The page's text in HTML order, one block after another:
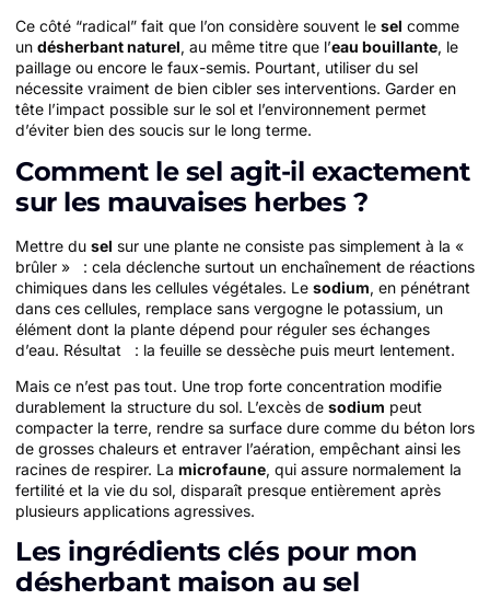
Ce côté “radical” fait que l’on considère souvent le sel comme
un désherbant naturel, au même titre que l’eau bouillante, le
paillage ou encore le faux-semis. Pourtant, utiliser du sel
nécessite vraiment de bien cibler ses interventions. Garder en
tête l’impact possible sur le sol et l’environnement permet
d’éviter bien des soucis sur le long terme.
Comment le sel agit-il exactement
sur les mauvaises herbes ?
Mettre du sel sur une plante ne consiste pas simplement à la «
brûler » : cela déclenche surtout un enchaînement de réactions
chimiques dans les cellules végétales. Le sodium, en pénétrant
dans ces cellules, remplace sans vergogne le potassium, un
élément dont la plante dépend pour réguler ses échanges
d’eau. Résultat : la feuille se dessèche puis meurt lentement.
Mais ce n’est pas tout. Une trop forte concentration modifie
durablement la structure du sol. L’excès de sodium peut
compacter la terre, rendre sa surface dure comme du béton lors
de grosses chaleurs et entraver l’aération, empêchant ainsi les
racines de respirer. La microfaune, qui assure normalement la
fertilité et la vie du sol, disparaît presque entièrement après
plusieurs applications agressives.
Les ingrédients clés pour mon
désherbant maison au sel